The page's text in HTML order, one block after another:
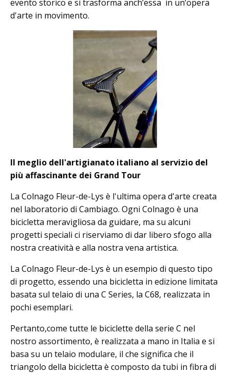
evento storico e si trasforma anch’essa in un’opera
d'arte in movimento.
Il meglio dell'artigianato italiano al servizio del
più affascinante dei Grand Tour
La Colnago Fleur-de-Lys è l'ultima opera d'arte creata
nel laboratorio di Cambiago. Ogni Colnago è una
bicicletta meravigliosa da guidare, ma su alcuni
progetti speciali ci riserviamo di dar libero sfogo alla
nostra creatività e alla nostra vena artistica.
La Colnago Fleur-de-Lys è un esempio di questo tipo
di progetto, essendo una bicicletta in edizione limitata
basata sul telaio di una C Series, la C68, realizzata in
pochi esemplari.
Pertanto,come tutte le biciclette della serie C nel
nostro assortimento, è realizzata a mano in Italia e si
basa su un telaio modulare, il che significa che il
triangolo della bicicletta è composto da tubi in fibra di